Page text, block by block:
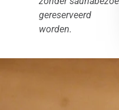
gereserveerd
worden.